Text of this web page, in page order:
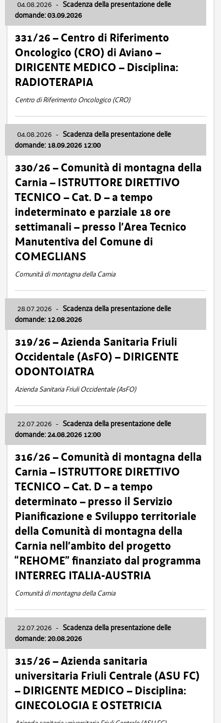
04.08.2026 - Scadenza della presentazione delle
domande: 03.09.2026
331/26 – Centro di Riferimento
Oncologico (CRO) di Aviano –
DIRIGENTE MEDICO – Disciplina:
RADIOTERAPIA
Centro di Riferimento Oncologico (CRO)
04.08.2026 - Scadenza della presentazione delle
domande: 18.09.2026 12:00
330/26 – Comunità di montagna della
Carnia – ISTRUTTORE DIRETTIVO
TECNICO – Cat. D – a tempo
indeterminato e parziale 18 ore
settimanali – presso l’Area Tecnico
Manutentiva del Comune di
COMEGLIANS
Comunità di montagna della Carnia
28.07.2026 - Scadenza della presentazione delle
domande: 12.08.2026
319/26 – Azienda Sanitaria Friuli
Occidentale (AsFO) – DIRIGENTE
ODONTOIATRA
Azienda Sanitaria Friuli Occidentale (AsFO)
22.07.2026 - Scadenza della presentazione delle
domande: 24.08.2026 12:00
316/26 – Comunità di montagna della
Carnia – ISTRUTTORE DIRETTIVO
TECNICO – Cat. D – a tempo
determinato – presso il Servizio
Pianificazione e Sviluppo territoriale
della Comunità di montagna della
Carnia nell’ambito del progetto
“REHOME” finanziato dal programma
INTERREG ITALIA-AUSTRIA
Comunità di montagna della Carnia
22.07.2026 - Scadenza della presentazione delle
domande: 20.08.2026
315/26 – Azienda sanitaria
universitaria Friuli Centrale (ASU FC)
– DIRIGENTE MEDICO – Disciplina:
GINECOLOGIA E OSTETRICIA